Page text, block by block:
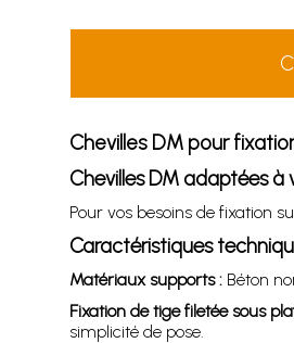
Chevilles DM pour
Chevilles DM adaptées à
Pour vos besoins de fixation
Caractéristiques
Matériaux supports :Béton
Fixation de tige filetée sous
simplicité de pose.